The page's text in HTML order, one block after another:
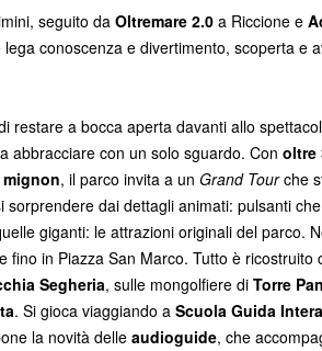
seguito da Oltremare 2.0a Riccione e
conoscenza e divertimento, scoperta e
a bocca aperta davanti allo
abbracciare con un solo sguardo. Con oltre
, il parco invita a un Grand Tourche
dai dettagli animati: pulsanti
giganti: le attrazioni originali del parco.
in Piazza San Marco. Tutto è ricostruito
Segheria, sulle mongolfiere di Torre
. Si gioca viaggiando a Scuola Guida
la novità delle audioguide, che